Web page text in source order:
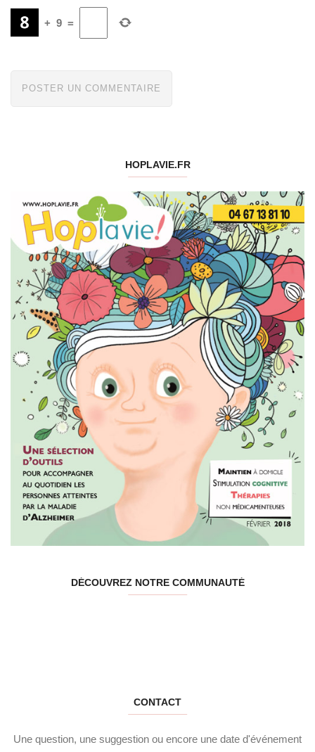
+ 9 =
HOPLAVIE.FR
DÉCOUVREZ NOTRE COMMUNAUTÉ
CONTACT
Une question, une suggestion ou encore une date d'événement